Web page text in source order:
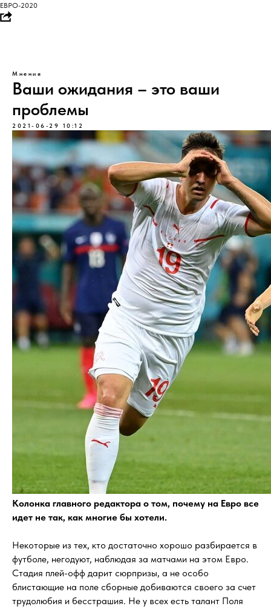
ЕВРО-2020
Мнения
Ваши ожидания – это ваши
проблемы
2021-06-29 10:12
Колонка главного редактора о том, почему на Евро все
идет не так, как многие бы хотели.
Некоторые из тех, кто достаточно хорошо разбирается в
футболе, негодуют, наблюдая за матчами на этом Евро.
Стадия плей-офф дарит сюрпризы, а не особо
блистающие на поле сборные добиваются своего за счет
трудолюбия и бесстрашия. Не у всех есть талант Поля